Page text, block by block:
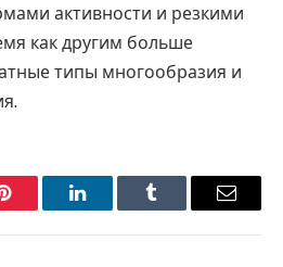
активности и резкими
как другим больше
типы многообразия и
Pinterest LinkedInTumblr Email